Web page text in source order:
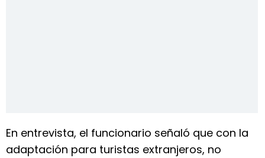
En entrevista, el funcionario señaló que con la
adaptación para turistas extranjeros, no